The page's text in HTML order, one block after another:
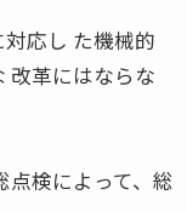
応し た機械的
改革にはならな
点検によって、総